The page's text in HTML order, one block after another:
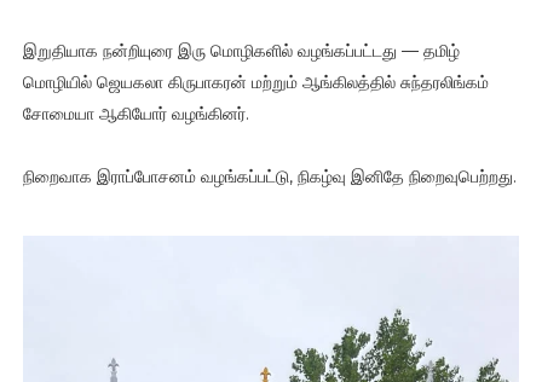
இறுதியாக நன்றியுரை இரு மொழிகளில் வழங்கப்பட்டது — தமிழ்
மொழியில் ஜெயகலா கிருபாகரன் மற்றும் ஆங்கிலத்தில் சுந்தரலிங்கம்
சோமையா ஆகியோர் வழங்கினர்.
நிறைவாக இராப்போசனம் வழங்கப்பட்டு, நிகழ்வு இனிதே நிறைவுபெற்றது.